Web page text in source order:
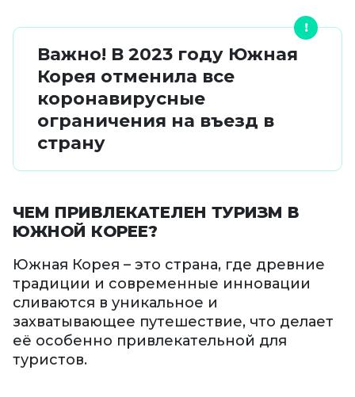
Важно! В 2023 году Южная
Корея отменила все
коронавирусные
ограничения на въезд в
страну
ЧЕМ ПРИВЛЕКАТЕЛЕН ТУРИЗМ В
ЮЖНОЙ КОРЕЕ?
Южная Корея – это страна, где древние
традиции и современные инновации
сливаются в уникальное и
захватывающее путешествие, что делает
её особенно привлекательной для
туристов.